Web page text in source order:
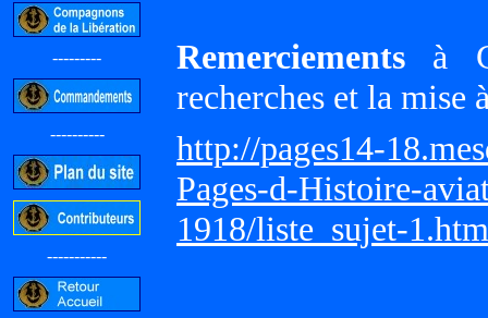
---------
----------
-----------
Remerciements à
recherches et la mise
http://pages14-
Pages-d-Histoire-
1918/liste_sujet-1.htm